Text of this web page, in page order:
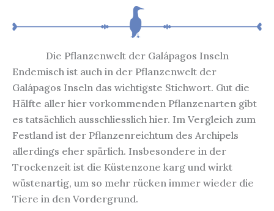
Die Pflanzenwelt der Galápagos Inseln
Endemisch ist auch in der Pflanzenwelt der
Galápagos Inseln das wichtigste Stichwort. Gut die
Hälfte aller hier vorkommenden Pflanzenarten gibt
es tatsächlich ausschliesslich hier. Im Vergleich zum
Festland ist der Pflanzenreichtum des Archipels
allerdings eher spärlich. Insbesondere in der
Trockenzeit ist die Küstenzone karg und wirkt
wüstenartig, um so mehr rücken immer wieder die
Tiere in den Vordergrund.